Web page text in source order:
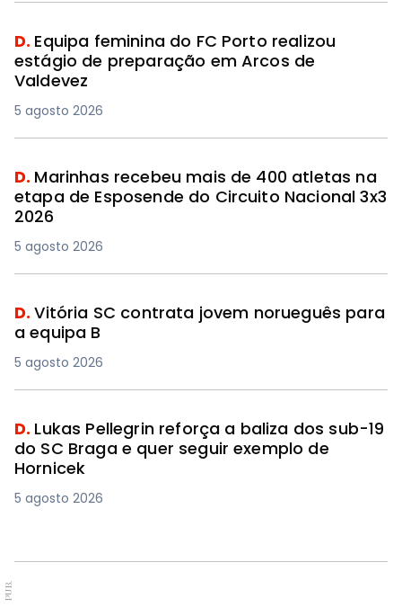
D. Equipa feminina do FC Porto realizou
estágio de preparação em Arcos de
Valdevez
5 agosto 2026
D. Marinhas recebeu mais de 400 atletas na
etapa de Esposende do Circuito Nacional 3x3
2026
5 agosto 2026
D.Vitória SC contrata jovem norueguês para
a equipa B
5 agosto 2026
D. Lukas Pellegrin reforça a baliza dos sub-19
do SC Braga e quer seguir exemplo de
Hornicek
5 agosto 2026
PUB.